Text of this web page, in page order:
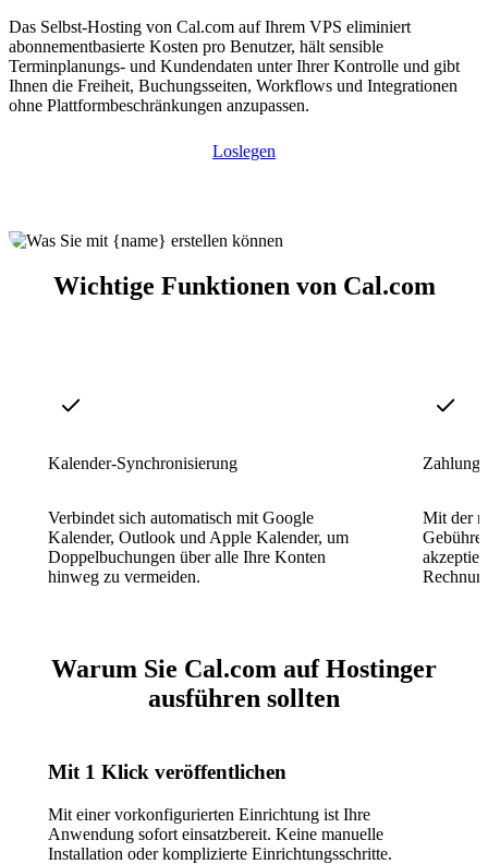
Das Selbst-Hosting von Cal.com auf Ihrem VPS eliminiert
abonnementbasierte Kosten pro Benutzer, hält sensible
Terminplanungs- und Kundendaten unter Ihrer Kontrolle und gibt
Ihnen die Freiheit, Buchungsseiten, Workflows und Integrationen
ohne Plattformbeschränkungen anzupassen.
Loslegen
Wichtige Funktionen von Cal.com
Kalender-Synchronisierung
Verbindet sich automatisch mit Google
Kalender, Outlook und Apple Kalender, um
Doppelbuchungen über alle Ihre Konten
hinweg zu vermeiden.
Mit der
Warum Sie Cal.com auf Hostinger
ausführen sollten
Mit 1 Klick veröffentlichen
Mit einer vorkonfigurierten Einrichtung ist Ihre
Anwendung sofort einsatzbereit. Keine manuelle
Installation oder komplizierte Einrichtungsschritte.